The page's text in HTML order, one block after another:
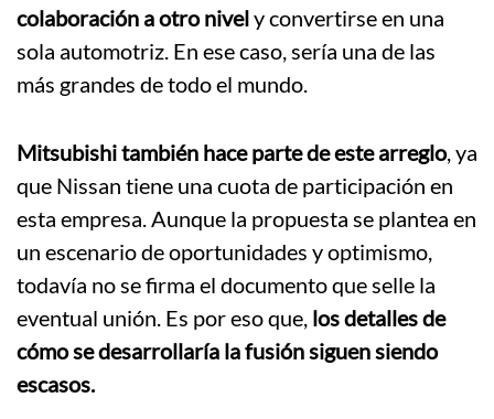
colaboración a otro nively convertirse en una
sola automotriz. En ese caso, sería una de las
más grandes de todo el mundo.
Mitsubishi también hace parte de este arreglo, ya
que Nissan tiene una cuota de participación en
esta empresa. Aunque la propuesta se plantea en
un escenario de oportunidades y optimismo,
todavía no se firma el documento que selle la
eventual unión. Es por eso que, los detalles de
cómo se desarrollaría la fusión siguen siendo
escasos.